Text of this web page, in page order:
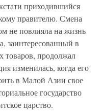
приходившийся
правителю. Смена
не повлияла на жизнь
заинтересованный в
товаров, продолжал
изменилась, когда его
в Малой Азии свое
государство
царство.